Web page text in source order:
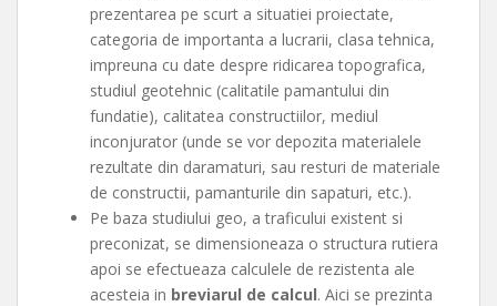
prezentarea pe scurt a situatiei proiectate,
categoria de importanta a lucrarii, clasa tehnica,
impreuna cu date despre ridicarea topografica,
studiul geotehnic (calitatile pamantului din
fundatie), calitatea constructiilor, mediul
inconjurator (unde se vor depozita materialele
rezultate din daramaturi, sau resturi de materiale
de constructii, pamanturile din sapaturi, etc.).
Pe baza studiului geo, a traficului existent si
preconizat, se dimensioneaza o structura rutiera
apoi se efectueaza calculele de rezistenta ale
acesteia in breviarul de calcul. Aici se prezinta